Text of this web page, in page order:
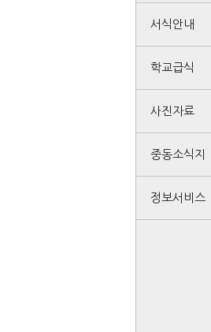
서식안내
학교급식
사진자료
중동소식지
정보서비스